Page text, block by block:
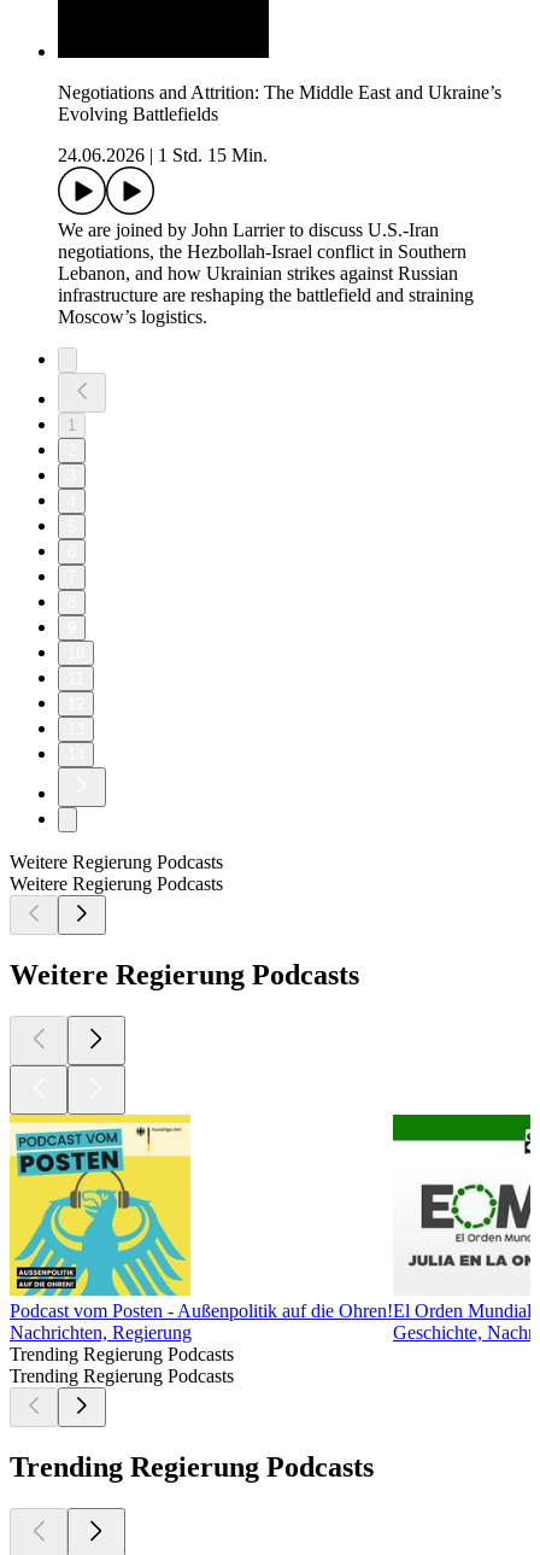
Negotiations and Attrition: The Middle East and Ukraine’s
Evolving Battlefields
24.06.2026
1 Std. 15 Min.
We are joined by John Larrier to discuss U.S.-Iran
negotiations, the Hezbollah-Israel conflict in Southern
Lebanon, and how Ukrainian strikes against Russian
infrastructure are reshaping the battlefield and straining
Moscow’s logistics.
1
Weitere Regierung Podcasts
Weitere Regierung Podcasts
Weitere Regierung Podcasts
Podcast vom Posten - Außenpolitik auf die Ohren!
Nachrichten, Regierung
El Orden Mundial
Geschichte,
Trending Regierung Podcasts
Trending Regierung Podcasts
Trending Regierung Podcasts